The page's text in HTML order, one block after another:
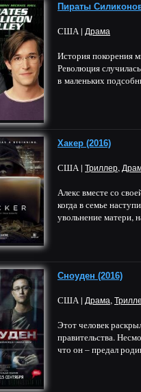
Пираты
США | Драма
История покорения
Революция
в маленьких
Хакер (2016)
США | Триллер,
Алекс вместе со
когда в семье
увольнение матери,
Сноуден (2016)
США | Драма,
Этот человек
правительства.
что он – предал